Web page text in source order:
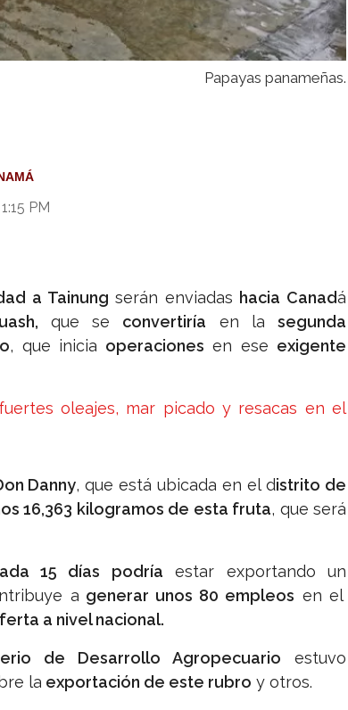
Papayas panameñas.
PM
a Tainung serán enviadas hacia Canadá
que se convertiría en la segunda
, que inicia operaciones en ese exigente
oleajes, mar picado y resacas en el
Danny, que está ubicada en el distrito de
16,363 kilogramos de esta fruta, que será
15 días podría estar exportando un
a generar unos 80 empleos en el
a nivel nacional.
de Desarrollo Agropecuario estuvo
la exportación de este rubro y otros.